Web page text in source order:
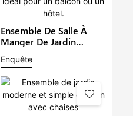
Ensemble De Salle À
Manger De Jardin
Imperméable Avec
Grand Fauteuil, Table Et
Chaises De Style
Restaurant Moderne,
Idéal Pour Un Balcon Ou
Un Hôtel.
Enquête